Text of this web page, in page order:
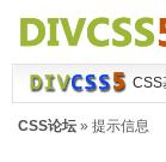
CSS
CSS论坛» 提示信息